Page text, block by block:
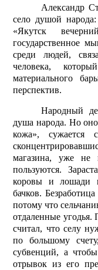
Александр
село душой
«Якутск
государственное
среди людей,
человека,
материального
перспектив.
Народный
душа народа. Но
кожа», сужается
магазина, уже не
пользуются.
коровы и лошади
бачков.
потому что
отдаленные
считал, что селу
по большому
субвенций, а
отрывок из его